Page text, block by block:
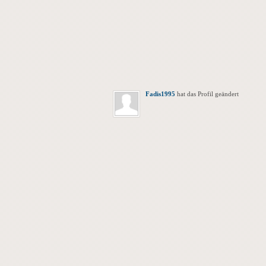
Fadis1995 hat das Profil geändert